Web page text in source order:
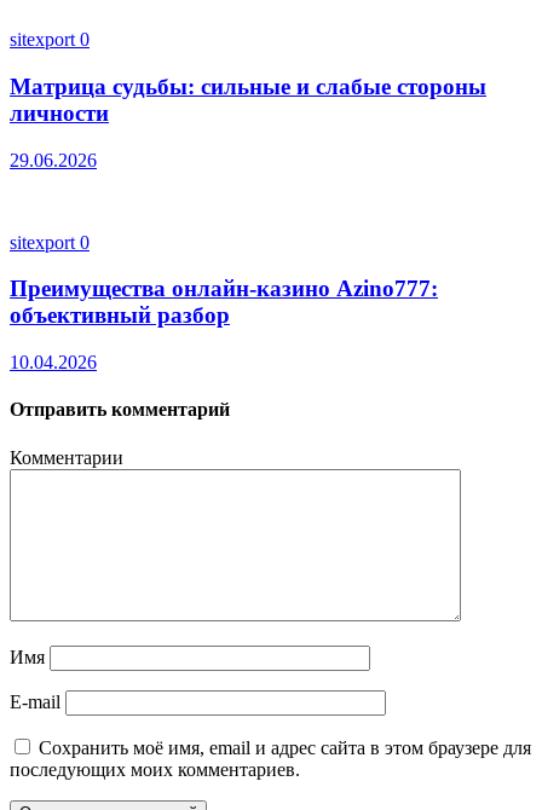
sitexport 0
Матрица судьбы: сильные и слабые стороны
личности
29.06.2026
sitexport 0
Преимущества онлайн-казино Azino777:
объективный разбор
10.04.2026
Отправить комментарий
Комментарии
Имя
E-mail
Сохранить моё имя, email и адрес сайта в этом браузере для
последующих моих комментариев.